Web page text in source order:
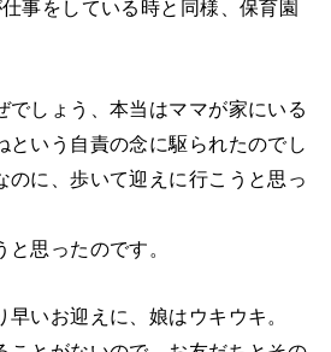
事をしている時と同様、保育園
でしょう、本当はママが家にいる
という自責の念に駆られたのでし
のに、歩いて迎えに行こうと思っ
思ったのです。
早いお迎えに、娘はウキウキ。